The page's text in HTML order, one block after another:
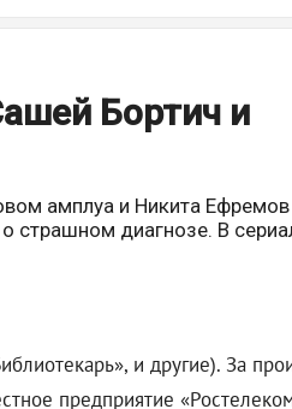
Бортич и
амплуа и Никита Ефремов
страшном диагнозе. В
и другие). За
предприятие